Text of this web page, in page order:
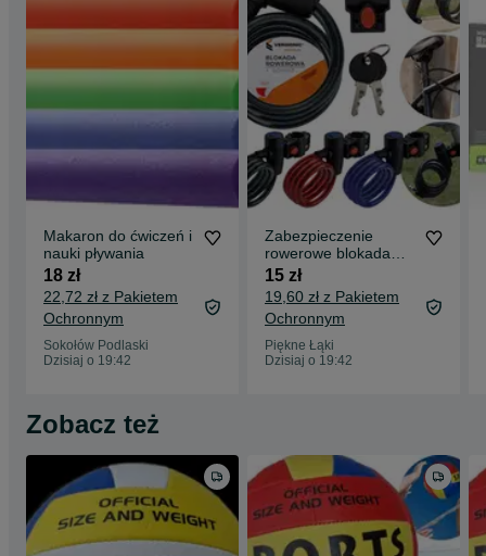
Makaron do ćwiczeń i
nauki pływania
18 zł
22,72 zł z Pakietem
Ochronnym
Sokołów Podlaski
Dzisiaj o 19:42
Zabezpieczenie
rowerowe blokada
rowerowa
15 zł
19,60 zł z Pakietem
Ochronnym
Piękne Łąki
Dzisiaj o 19:42
Zobacz też